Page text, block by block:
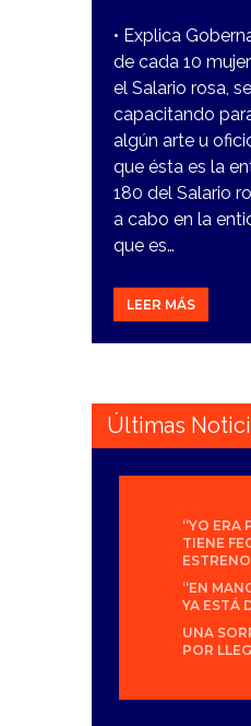
• Explica
de cada 10
el Salario rosa,
capacitando
algún arte u
que ésta es la
180 del Salario
a cabo en la
que es…
LEER MÁS
Últimas
“YO ERA
TIENE
ESTRENO
“EN
YA ESTÁ
UNA
POR